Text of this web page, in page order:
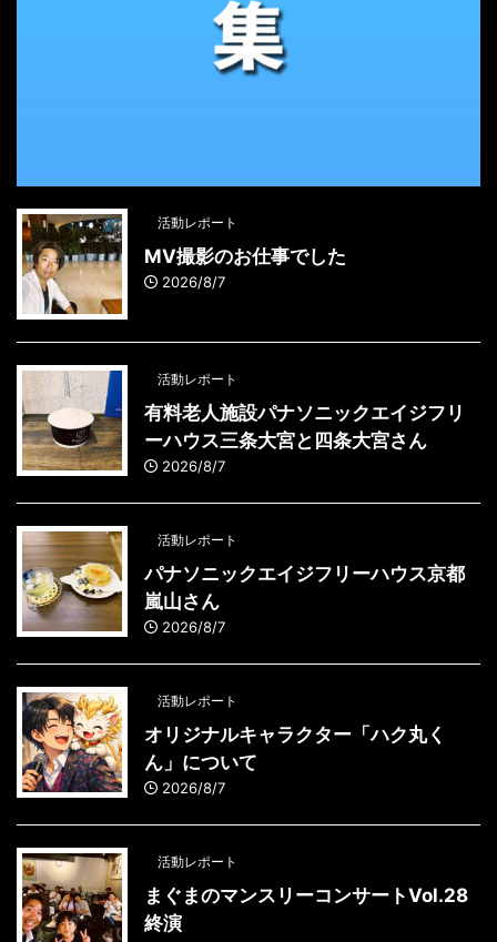
活動レポート
MV撮影のお仕事でした
2026/8/7
活動レポート
有料老人施設パナソニックエイジフリ
ーハウス三条大宮と四条大宮さん
2026/8/7
活動レポート
パナソニックエイジフリーハウス京都
嵐山さん
2026/8/7
活動レポート
オリジナルキャラクター「ハク丸く
ん」について
2026/8/7
活動レポート
まぐまのマンスリーコンサートVol.28
終演